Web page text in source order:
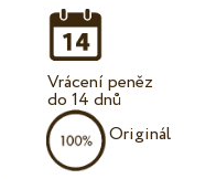
Vrácení peněz
do 14 dnů
Originál